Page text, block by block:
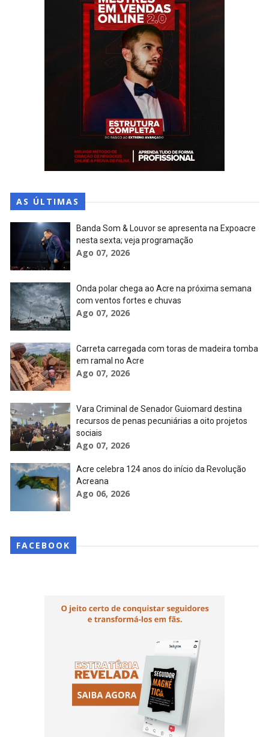
AS ÚLTIMAS
Banda Som & Louvor se apresenta na Expoacre
nesta sexta; veja programação
Ago 07, 2026
Onda polar chega ao Acre na próxima semana
com ventos fortes e chuvas
Ago 07, 2026
Carreta carregada com toras de madeira tomba
em ramal no Acre
Ago 07, 2026
Vara Criminal de Senador Guiomard destina
recursos de penas pecuniárias a oito projetos
sociais
Ago 07, 2026
Acre celebra 124 anos do início da Revolução
Acreana
Ago 06, 2026
FACEBOOK